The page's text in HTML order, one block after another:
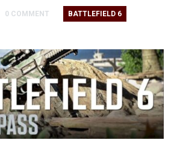
0 COMMENT BATTLEFIELD 6